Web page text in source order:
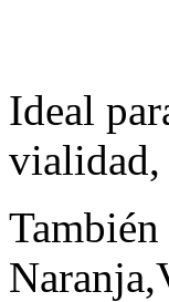
Ideal
vialidad,